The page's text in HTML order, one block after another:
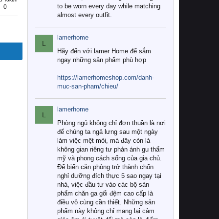
0
to be worn every day while matching
almost every outfit.
L
lamerhome
Hãy đến với lamer Home để sắm
ngay những sản phẩm phù hợp
https://lamerhomeshop.com/danh-
muc-san-pham/chieu/
L
lamerhome
Phòng ngủ không chỉ đơn thuần là nơi
để chúng ta ngả lưng sau một ngày
làm việc mệt mỏi, mà đây còn là
không gian riêng tư phản ánh gu thẩm
mỹ và phong cách sống của gia chủ.
Để biến căn phòng trở thành chốn
nghỉ dưỡng đích thực 5 sao ngay tại
nhà, việc đầu tư vào các bộ sản
phẩm chăn ga gối đệm cao cấp là
điều vô cùng cần thiết. Những sản
phẩm này không chỉ mang lại cảm